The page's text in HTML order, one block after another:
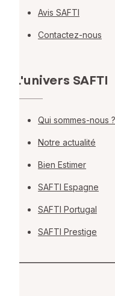
Avis SAFTI
Contactez-nous
L'univers SAFTI
Qui sommes-nous ?
Notre actualité
Bien Estimer
SAFTI Espagne
SAFTI Portugal
SAFTI Prestige